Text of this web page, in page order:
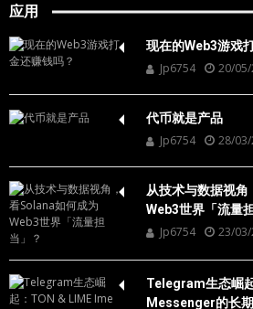
应用
现在的Web3游戏
Jp6754 20/
代币就是产品
Jp6754 28/
从技术与数据视
Web3世界「流量
Jp6754 23/
Telegram生态崛
Messenger的长